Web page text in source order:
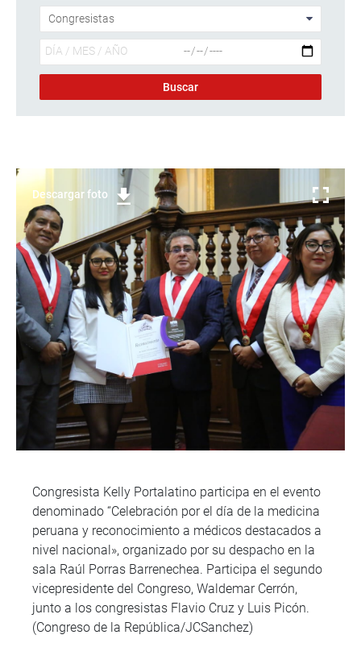
Descargar foto
Congresista Kelly Portalatino participa en el evento
denominado “Celebración por el día de la medicina
peruana y reconocimiento a médicos destacados a
nivel nacional», organizado por su despacho en la
sala Raúl Porras Barrenechea. Participa el segundo
vicepresidente del Congreso, Waldemar Cerrón,
junto a los congresistas Flavio Cruz y Luis Picón.
(Congreso de la República/JCSanchez)